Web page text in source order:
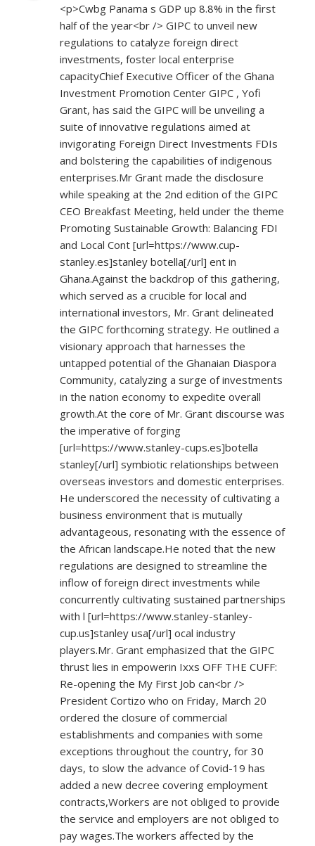
<p>Cwbg Panama s GDP up 8.8% in the first
half of the year<br /> GIPC to unveil new
regulations to catalyze foreign direct
investments, foster local enterprise
capacityChief Executive Officer of the Ghana
Investment Promotion Center GIPC , Yofi
Grant, has said the GIPC will be unveiling a
suite of innovative regulations aimed at
invigorating Foreign Direct Investments FDIs
and bolstering the capabilities of indigenous
enterprises.Mr Grant made the disclosure
while speaking at the 2nd edition of the GIPC
CEO Breakfast Meeting, held under the theme
Promoting Sustainable Growth: Balancing FDI
and Local Cont [url=https://www.cup-
stanley.es]stanley botella[/url] ent in
Ghana.Against the backdrop of this gathering,
which served as a crucible for local and
international investors, Mr. Grant delineated
the GIPC forthcoming strategy. He outlined a
visionary approach that harnesses the
untapped potential of the Ghanaian Diaspora
Community, catalyzing a surge of investments
in the nation economy to expedite overall
growth.At the core of Mr. Grant discourse was
the imperative of forging
[url=https://www.stanley-cups.es]botella
stanley[/url] symbiotic relationships between
overseas investors and domestic enterprises.
He underscored the necessity of cultivating a
business environment that is mutually
advantageous, resonating with the essence of
the African landscape.He noted that the new
regulations are designed to streamline the
inflow of foreign direct investments while
concurrently cultivating sustained partnerships
with l [url=https://www.stanley-stanley-
cup.us]stanley usa[/url] ocal industry
players.Mr. Grant emphasized that the GIPC
thrust lies in empowerin Ixxs OFF THE CUFF:
Re-opening the My First Job can<br />
President Cortizo who on Friday, March 20
ordered the closure of commercial
establishments and companies with some
exceptions throughout the country, for 30
days, to slow the advance of Covid-19 has
added a new decree covering employment
contracts,Workers are not obliged to provide
the service and employers are not obliged to
pay wages.The workers affected by the